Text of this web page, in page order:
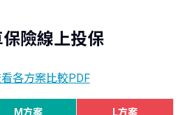
險線上投保
各方案比較PDF
M方案 L方案